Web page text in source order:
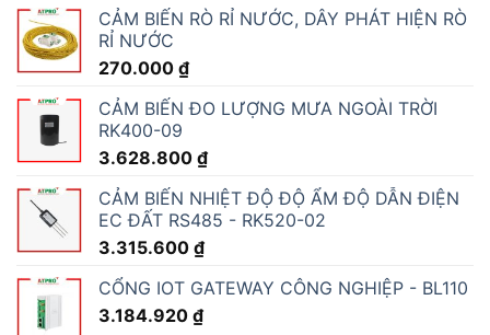
CẢM BIẾN RÒ RỈ NƯỚC, DÂY PHÁT HIỆN RÒ
RỈ NƯỚC
270.000 ₫
CẢM BIẾN ĐO LƯỢNG MƯA NGOÀI TRỜI
RK400-09
3.628.800 ₫
CẢM BIẾN NHIỆT ĐỘ ĐỘ ẨM ĐỘ DẪN ĐIỆN
EC ĐẤT RS485 - RK520-02
3.315.600 ₫
CỔNG IOT GATEWAY CÔNG NGHIỆP - BL110
3.184.920 ₫